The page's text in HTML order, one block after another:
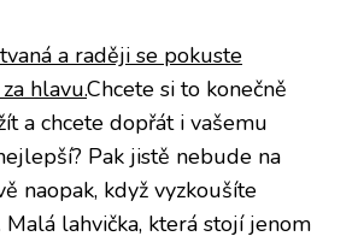
a raději se pokuste
hlavu.Chcete si to konečně
a chcete dopřát i vašemu
Pak jistě nebude na
naopak, když vyzkoušíte
Malá lahvička, která stojí jenom